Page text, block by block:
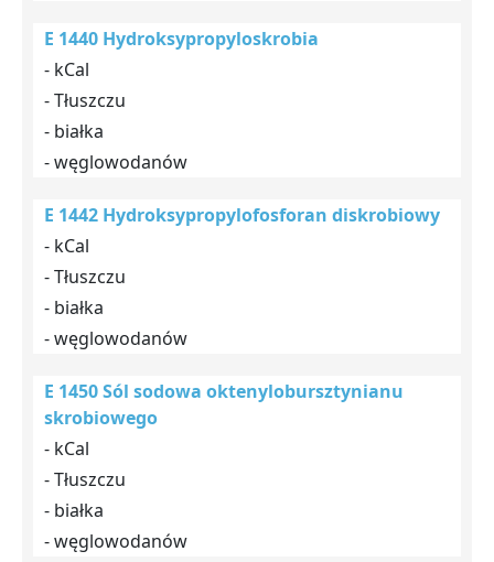
E 1440 Hydroksypropyloskrobia
- kCal
- Tłuszczu
- białka
- węglowodanów
E 1442 Hydroksypropylofosforan diskrobiowy
- kCal
- Tłuszczu
- białka
- węglowodanów
E 1450 Sól sodowa oktenylobursztynianu
skrobiowego
- kCal
- Tłuszczu
- białka
- węglowodanów